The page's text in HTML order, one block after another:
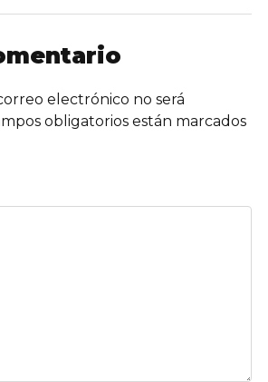
electrónico no será
obligatorios están marcados